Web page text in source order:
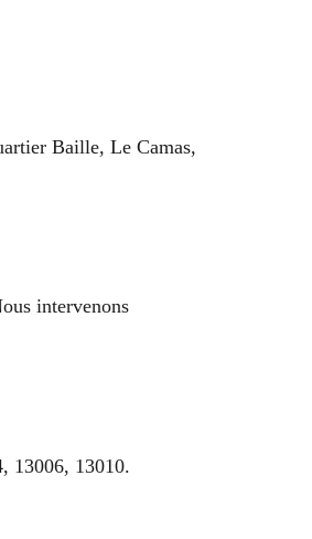
Baille, Le Camas,
intervenons
13006, 13010.